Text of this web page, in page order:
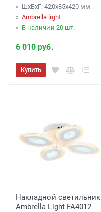
ШхВхГ: 420x85x420 мм
Ambrella light
В наличии 20 шт.
6 010 руб.
Купить
Накладной светильник
Ambrella Light FA4012